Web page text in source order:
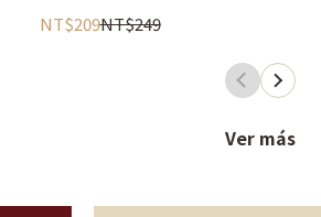
NT$209NT$249
Ver más